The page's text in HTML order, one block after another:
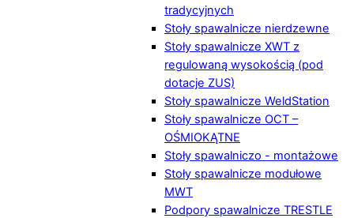
tradycyjnych
Stoły spawalnicze nierdzewne
Stoły spawalnicze XWT z
regulowaną wysokością (pod
dotacje ZUS)
Stoły spawalnicze WeldStation
Stoły spawalnicze OCT –
OŚMIOKĄTNE
Stoły spawalniczo - montażowe
Stoły spawalnicze modułowe
MWT
Podpory spawalnicze TRESTLE